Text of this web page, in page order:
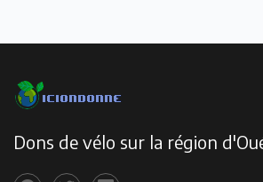
Dons de vélo sur la région